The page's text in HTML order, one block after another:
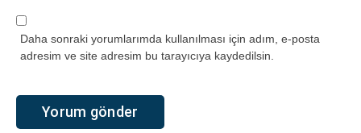
Daha sonraki yorumlarımda kullanılması için adım, e-posta
adresim ve site adresim bu tarayıcıya kaydedilsin.